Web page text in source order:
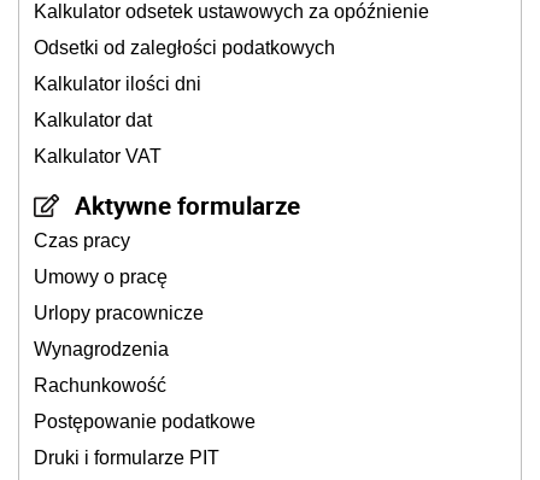
Kalkulator odsetek ustawowych za opóźnienie
Odsetki od zaległości podatkowych
Kalkulator ilości dni
Kalkulator dat
Kalkulator VAT
Aktywne formularze
Czas pracy
Umowy o pracę
Urlopy pracownicze
Wynagrodzenia
Rachunkowość
Postępowanie podatkowe
Druki i formularze PIT